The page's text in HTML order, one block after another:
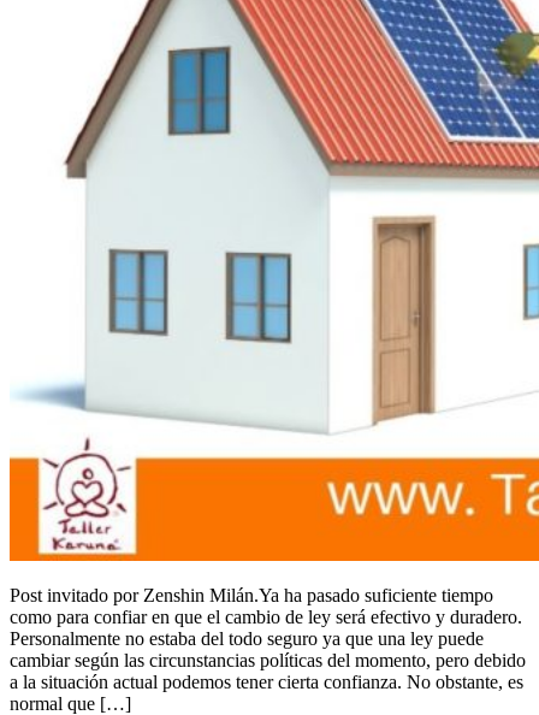
​Post invitado por Zenshin Milán.​Ya ha pasado suficiente tiempo
como para confiar en que el cambio de ley será efectivo y duradero.
Personalmente no estaba del todo seguro ya que una ley puede
cambiar según las circunstancias políticas del momento, pero debido
a la situación actual podemos tener cierta confianza. No obstante, es
normal que […]